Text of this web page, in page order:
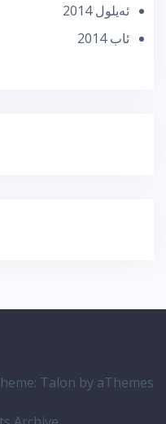
ئه‌یلول 2014
ئاب 2014
Talon by aThemes.